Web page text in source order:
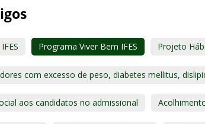
Programa Viver Bem IFES Projeto
com excesso de peso, diabetes mellitus,
aos candidatos no admissional